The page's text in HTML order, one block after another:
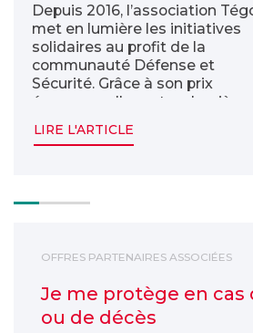
Depuis 2016, l’association
met en lumière les initiatives
solidaires au profit de la
communauté Défense et
Sécurité. Grâce à son prix
éponyme, elle met en lumière
acteurs qui les portent.
LIRE L'ARTICLE
OFFRES PARTENAIRES ASSOCIÉES
Je me protège en cas
ou de décès